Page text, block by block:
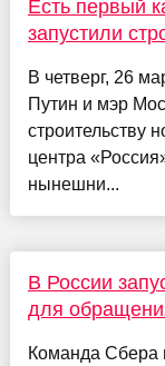
Есть первый
запустили
В четверг, 26
Путин и мэр
строительству
центра
нынешни...
В России
для
Команда Сбера